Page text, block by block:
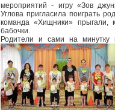
мероприятий - игру «Зов
Углова пригласила поиграть
команда «Хищники» прыгали,
бабочки.
Родители и сами на